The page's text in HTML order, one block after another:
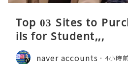
Top 03 Sites to
ils for Student,,,
naver accounts 4小時